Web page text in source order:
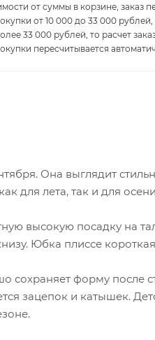
от суммы в корзине, заказ
от 10 000 до 33 000 рублей,
33 000 рублей, то расчет
пересчитывается
Она выглядит
для лета, так и для
высокую посадку на
Юбка плиссе
сохраняет форму после
зацепок и катышек.